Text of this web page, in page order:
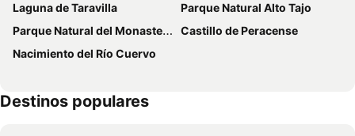
Laguna de Taravilla
Parque Natural Alto Tajo
Parque Natural del Monasterio de Piedra
Castillo de Peracense
Nacimiento del Río Cuervo
Destinos populares